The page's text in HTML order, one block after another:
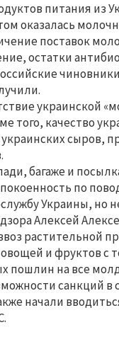
питания из
оказалась
поставок
остатки
украинской
того, качество
сыров,
багаже и
по
Украины, но
Алексей
растительной
и фруктов с
пошлин на все
санкций в
начали